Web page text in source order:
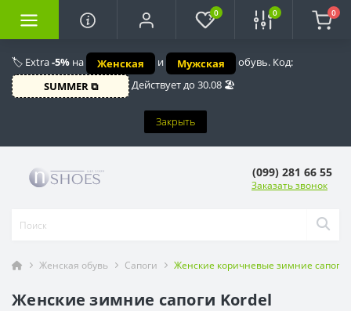
🏷️ Extra-5% на Женская и Мужская
обувь. Код:
SUMMER ⧉
Действует до 30.08 🏖️
Закрыть
0 0 0
(099) 281 66 55
Заказать звонок
Женская обувь Сапоги Женские коричневые зимние сапоги
Женские зимние сапоги Kordel